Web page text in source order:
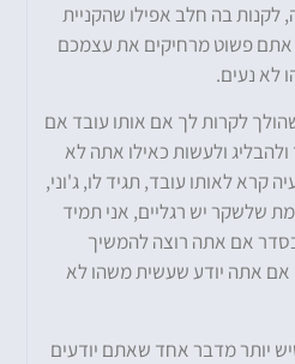
לקנות בה חלב אפילו שהקניית
אתם פשוט מרחיקים את עצמכם
לא נעים.
לקרות לך אם אותו עובד אם
ולעשות כאילו אתה לא
קרא לאותו עובד, תגיד לו, ג'וני,
שלשקר יש רגליים, אני תמיד
אם אתה רוצה להמשיך
אם אתה יודע שעשית משהו לא
יותר מדבר אחד שאתם יודעים